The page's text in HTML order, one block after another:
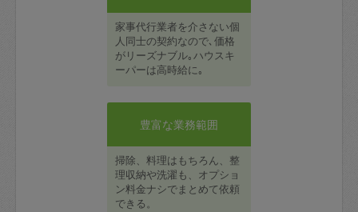
家事代行業者を介さない個
人同士の契約なので､価格
がリーズナブル｡ハウスキ
ーパーは高時給に｡
豊富な業務範囲
掃除、料理はもちろん、整
理収納や洗濯も、オプショ
ン料金ナシでまとめて依頼
できる。